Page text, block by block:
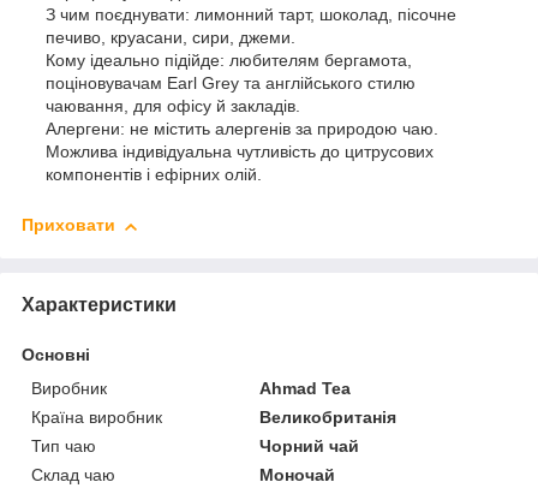
З чим поєднувати: лимонний тарт, шоколад, пісочне
печиво, круасани, сири, джеми.
Кому ідеально підійде: любителям бергамота,
поціновувачам Earl Grey та англійського стилю
чаювання, для офісу й закладів.
Алергени: не містить алергенів за природою чаю.
Можлива індивідуальна чутливість до цитрусових
компонентів і ефірних олій.
Приховати
Характеристики
Основні
Виробник
Ahmad Tea
Країна виробник
Великобританія
Тип чаю
Чорний чай
Склад чаю
Моночай